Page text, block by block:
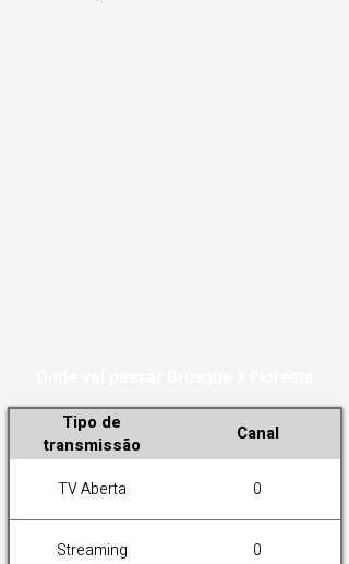
Tipo de
transmissão
Canal
TV Aberta 0
Streaming 0